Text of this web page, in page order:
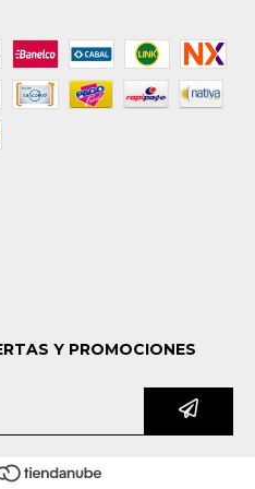
Y PROMOCIONES